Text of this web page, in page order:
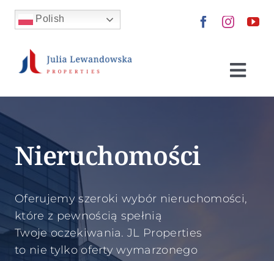
Skip
Polish
Kup dla siebie
Sprzedaj
Nieruchomości
Oferujemy szeroki wybór nieruchomości,
które z pewnością spełnią
Twoje oczekiwania. JL Properties
to nie tylko oferty wymarzonego